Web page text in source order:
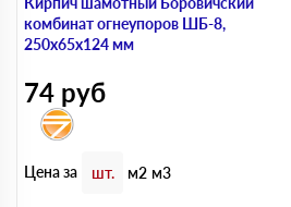
комбинат огнеупоров ШБ-8,
250х65х124 мм
74 руб
Цена за шт. м2 м3